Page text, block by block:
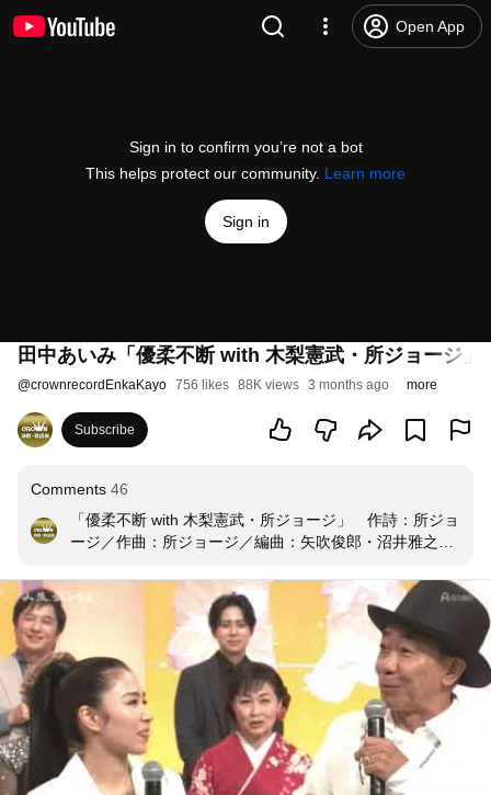
Open App
Sign in to confirm you’re not a bot
This helps protect our community. Learn more
Sign in
田中あいみ「優柔不断 with 木梨憲武・所ジョージ」
@crownrecordEnkaKayo 756 likes 88K views 3 months ago more
Subscribe
Comments 46
「優柔不断 with 木梨憲武・所ジョージ」　作詩：所ジョ
ージ／作曲：所ジョージ／編曲：矢吹俊郎・沼井雅之
知っていますよルールぐらい やってみましょうかいい子
どちらにつくにしろ 楽しい流れに のれれば
そっち次第はだいぶ前 こっち指導に気づくはず
愛はもちろんの事 後から必ず追いつく
あいつかこいつか あっちかこっちか 優柔不断 Seem to
Cry
どいつもこいつも 決め手にかけてて 優柔不断 Seem to
Cry